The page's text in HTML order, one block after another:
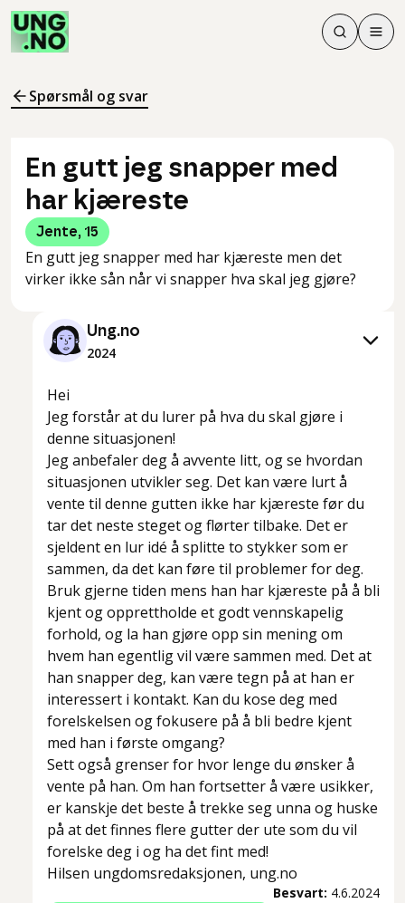
Søk
Søk
Meny
Spørsmål og svar
En gutt jeg snapper med
har kjæreste
Jente, 15
En gutt jeg snapper med har kjæreste men det
virker ikke sån når vi snapper hva skal jeg gjøre?
Ung.no
2024
Hei
Jeg forstår at du lurer på hva du skal gjøre i
denne situasjonen!
Jeg anbefaler deg å avvente litt, og se hvordan
situasjonen utvikler seg. Det kan være lurt å
vente til denne gutten ikke har kjæreste før du
tar det neste steget og flørter tilbake. Det er
sjeldent en lur idé å splitte to stykker som er
sammen, da det kan føre til problemer for deg.
Bruk gjerne tiden mens han har kjæreste på å bli
kjent og opprettholde et godt vennskapelig
forhold, og la han gjøre opp sin mening om
hvem han egentlig vil være sammen med. Det at
han snapper deg, kan være tegn på at han er
interessert i kontakt. Kan du kose deg med
forelskelsen og fokusere på å bli bedre kjent
med han i første omgang?
Sett også grenser for hvor lenge du ønsker å
vente på han. Om han fortsetter å være usikker,
er kanskje det beste å trekke seg unna og huske
på at det finnes flere gutter der ute som du vil
forelske deg i og ha det fint med!
Hilsen ungdomsredaksjonen, ung.no
Besvart: 4.6.2024